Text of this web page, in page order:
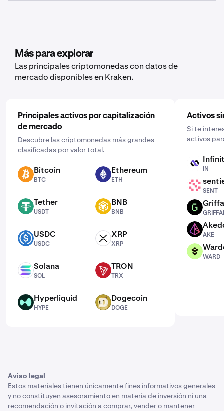
comprar. Después, introduce la cantidad que quieres,
selecciona la frecuencia haciendo clic en “Una vez” y
elige una programación que se ajuste a ti: diaria,
semanal o mensual.
Más para explorar
Las principales criptomonedas con datos de
mercado disponibles en Kraken.
Principales activos por capitalización
de mercado
Descubre las criptomonedas más grandes
clasificadas por valor total.
BTC Bitcoin
BTC
ETH Ethereum
ETH
USDT Tether
USDT
BNB BNB
BNB
USDC USDC
USDC
XRP XRP
XRP
SOL Solana
SOL
TRX TRON
TRX
HYPE Hyperliquid
HYPE
DOGE Dogecoin
DOGE
Activos
Si te
activos
IN
IN
SENT
SENT
GRIFFAIN
AKE
AKE
WARD
WARD
Aviso legal
Estos materiales tienen únicamente fines informativos generales
y no constituyen asesoramiento en materia de inversión ni una
recomendación o invitación a comprar, vender o mantener